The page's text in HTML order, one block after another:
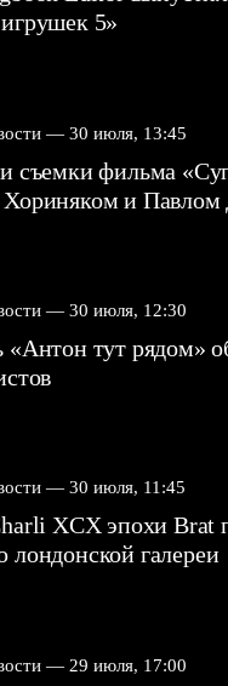
5»
— 30 июля, 13:45
съемки фильма
и Павлом
— 30 июля, 12:30
«Антон тут рядом»
— 30 июля, 11:45
XCX эпохи Brat
лондонской галереи
— 29 июля, 17:00